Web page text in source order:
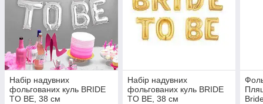
Набір надувних
фольгованих куль BRIDE
TO BE, 38 см
Набір надувних
фольгованих куль BRIDE
TO BE, 38 см